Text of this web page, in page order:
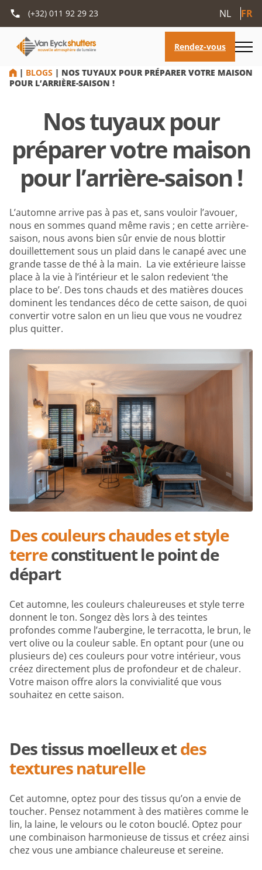
(+32) 011 92 29 23 NL FR
HOME
| BLOGS | NOS TUYAUX POUR PRÉPARER VOTRE MAISON
POUR L’ARRIÈRE-SAISON !
Nos tuyaux pour
préparer votre maison
pour l’arrière-saison !
L’automne arrive pas à pas et, sans vouloir l’avouer,
nous en sommes quand même ravis ; en cette arrière-
saison, nous avons bien sûr envie de nous blottir
douillettement sous un plaid dans le canapé avec une
grande tasse de thé à la main. La vie extérieure laisse
place à la vie à l’intérieur et le salon redevient ‘the
place to be’. Des tons chauds et des matières douces
dominent les tendances déco de cette saison, de quoi
convertir votre salon en un lieu que vous ne voudrez
plus quitter.
Des couleurs chaudes et style
terreconstituent le point de
départ
Cet automne, les couleurs chaleureuses et style terre
donnent le ton. Songez dès lors à des teintes
profondes comme l’aubergine, le terracotta, le brun, le
vert olive ou la couleur sable. En optant pour (une ou
plusieurs de) ces couleurs pour votre intérieur, vous
créez directement plus de profondeur et de chaleur.
Votre maison offre alors la convivialité que vous
souhaitez en cette saison.
Des tissus moelleux etdes
textures naturelle
Cet automne, optez pour des tissus qu’on a envie de
toucher. Pensez notamment à des matières comme le
lin, la laine, le velours ou le coton bouclé. Optez pour
une combinaison harmonieuse de tissus et créez ainsi
chez vous une ambiance chaleureuse et sereine.